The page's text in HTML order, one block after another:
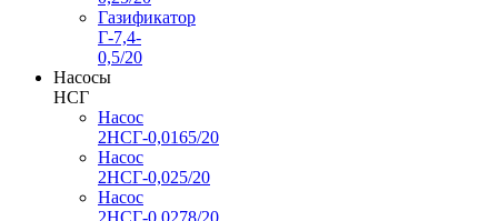
Газификатор
Г-7,4-
0,5/20
Насосы
НСГ
Насос
2НСГ-0,0165/20
Насос
2НСГ-0,025/20
Насос
2НСГ-0,0278/20